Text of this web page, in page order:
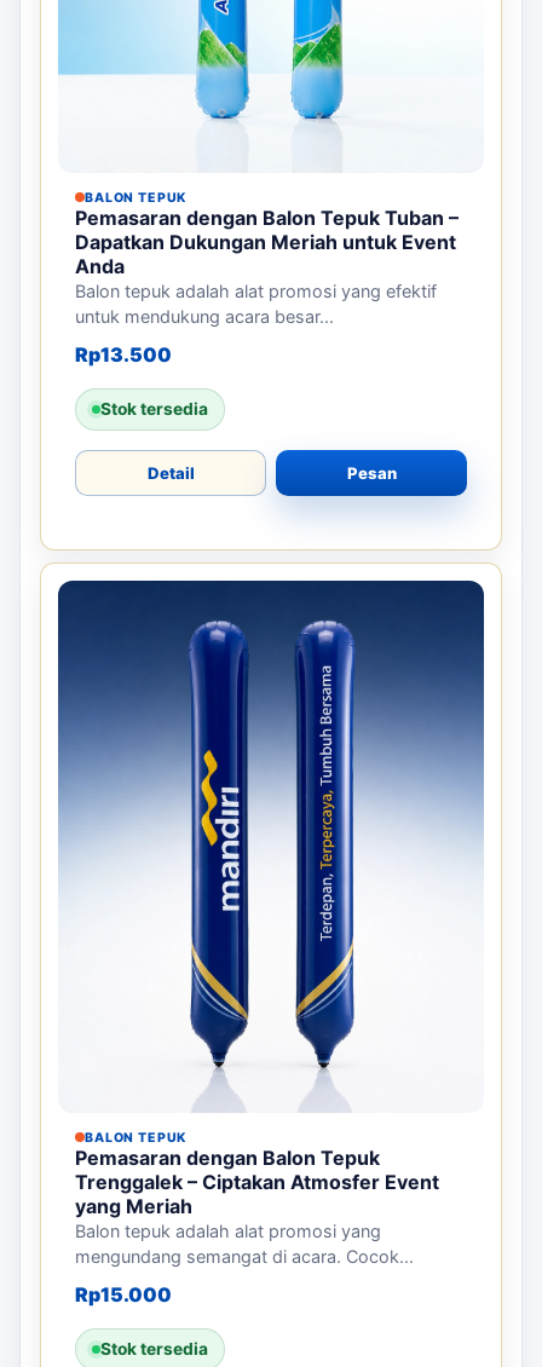
BALON TEPUK
Pemasaran dengan Balon Tepuk Tuban –
Dapatkan Dukungan Meriah untuk Event
Anda
Balon tepuk adalah alat promosi yang efektif
untuk mendukung acara besar...
Rp13.500
Stok tersedia
Detail Pesan
BALON TEPUK
Pemasaran dengan Balon Tepuk
Trenggalek – Ciptakan Atmosfer Event
yang Meriah
Balon tepuk adalah alat promosi yang
mengundang semangat di acara. Cocok...
Rp15.000
Stok tersedia